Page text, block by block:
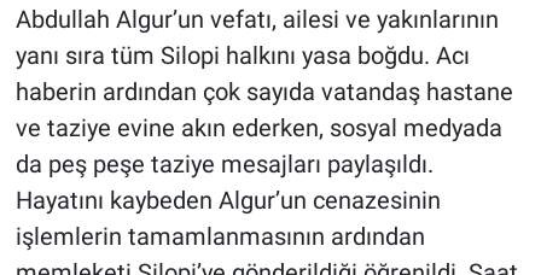
Abdullah Algur’un vefatı, ailesi ve yakınlarının
yanı sıra tüm Silopi halkını yasa boğdu. Acı
haberin ardından çok sayıda vatandaş hastane
ve taziye evine akın ederken, sosyal medyada
da peş peşe taziye mesajları paylaşıldı.
Hayatını kaybeden Algur’un cenazesinin
işlemlerin tamamlanmasının ardından